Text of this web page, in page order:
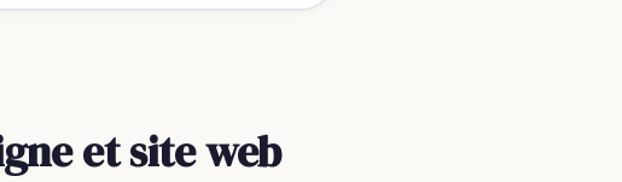
et site web